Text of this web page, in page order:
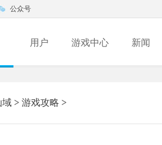
公众号
用户 游戏中心 新闻
域 > 游戏攻略 >